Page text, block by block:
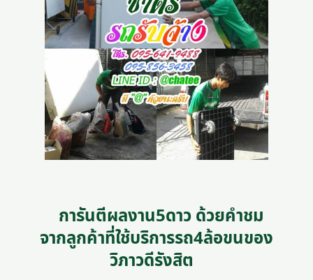
การันตีผลงาน5ดาว ด้วยคำชม
จากลูกค้าที่ใช้บริการรถ4ล้อขนของ
วิภาวดีรังสิต